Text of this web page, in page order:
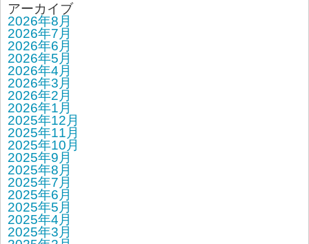
アーカイブ
2026年8月
2026年7月
2026年6月
2026年5月
2026年4月
2026年3月
2026年2月
2026年1月
2025年12月
2025年11月
2025年10月
2025年9月
2025年8月
2025年7月
2025年6月
2025年5月
2025年4月
2025年3月